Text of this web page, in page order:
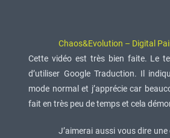
Chaos&Evolution – Digital
Cette vidéo est très bien faite. Le
d’utiliser Google Traduction. Il
mode normal et j’apprécie car
fait en très peu de temps et cela
J’aimerai aussi vous dire